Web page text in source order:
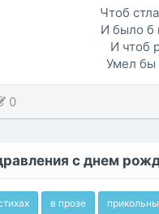
Чтоб
И было б
И чтоб
Умел бы
0
с днем
в прозе